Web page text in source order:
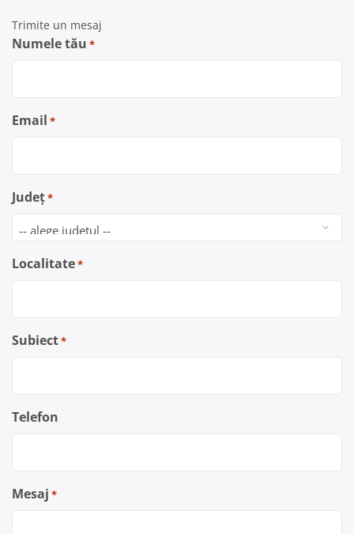
Trimite un mesaj
Numele tău *
Email *
Județ*
Localitate*
Subiect*
Telefon
Mesaj *